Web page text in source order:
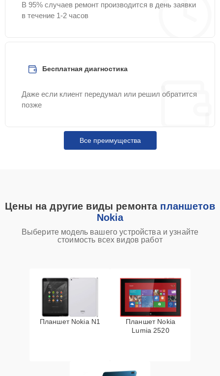
В 95% случаев ремонт производится в день заявки
в течение 1-2 часов
Бесплатная диагностика
Даже если клиент передумал или решил обратится
позже
Все преимущества
Цены на другие виды ремонта планшетов
Nokia
Выберите модель вашего устройства и узнайте
стоимость всех видов работ
Планшет Nokia N1
Планшет Nokia
Lumia 2520